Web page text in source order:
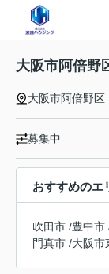
大阪市阿倍野
大阪市阿倍野区
募集中
おすすめのエ
吹田市 /豊中市
門真市 /大阪市